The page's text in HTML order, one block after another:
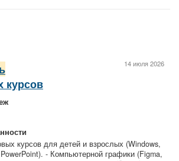
14 июля 2026
курсов
курсов для детей и взрослых (Windows,
- Компьютерной графики (Figma,